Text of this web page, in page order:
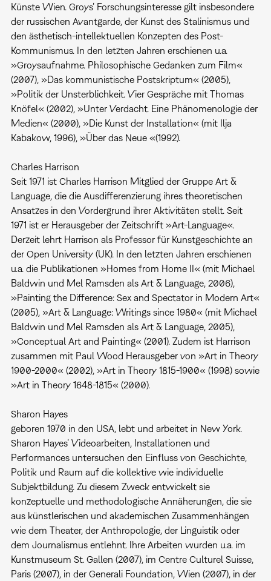
Künste Wien. Groys’ Forschungsinteresse gilt insbesondere
der russischen Avantgarde, der Kunst des Stalinismus und
den ästhetisch-intellektuellen Konzepten des Post-
Kommunismus. In den letzten Jahren erschienen u.a.
»Groysaufnahme. Philosophische Gedanken zum Film«
(2007), »Das kommunistische Postskriptum« (2005),
»Politik der Unsterblichkeit. Vier Gespräche mit Thomas
Knöfel« (2002), »Unter Verdacht. Eine Phänomenologie der
Medien« (2000), »Die Kunst der Installation« (mit Ilja
Kabakow, 1996), »Über das Neue «(1992).
Charles Harrison
Seit 1971 ist Charles Harrison Mitglied der Gruppe Art &
Language, die die Ausdifferenzierung ihres theoretischen
Ansatzes in den Vordergrund ihrer Aktivitäten stellt. Seit
1971 ist er Herausgeber der Zeitschrift »Art-Language«.
Derzeit lehrt Harrison als Professor für Kunstgeschichte an
der Open University (UK). In den letzten Jahren erschienen
u.a. die Publikationen »Homes from Home II« (mit Michael
Baldwin und Mel Ramsden als Art & Language, 2006),
»Painting the Difference: Sex and Spectator in Modern Art«
(2005), »Art & Language: Writings since 1980« (mit Michael
Baldwin und Mel Ramsden als Art & Language, 2005),
»Conceptual Art and Painting« (2001). Zudem ist Harrison
zusammen mit Paul Wood Herausgeber von »Art in Theory
1900-2000« (2002), »Art in Theory 1815-1900« (1998) sowie
»Art in Theory 1648-1815« (2000).
Sharon Hayes
geboren 1970 in den USA, lebt und arbeitet in New York.
Sharon Hayes’ Videoarbeiten, Installationen und
Performances untersuchen den Einfluss von Geschichte,
Politik und Raum auf die kollektive wie individuelle
Subjektbildung. Zu diesem Zweck entwickelt sie
konzeptuelle und methodologische Annäherungen, die sie
aus künstlerischen und akademischen Zusammenhängen
wie dem Theater, der Anthropologie, der Linguistik oder
dem Journalismus entlehnt. Ihre Arbeiten wurden u.a. im
Kunstmuseum St. Gallen (2007), im Centre Culturel Suisse,
Paris (2007), in der Generali Foundation, Wien (2007), in der